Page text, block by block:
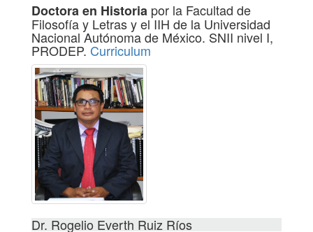
Doctora en Historia por la Facultad de
Filosofía y Letras y el IIH de la Universidad
Nacional Autónoma de México. SNII nivel I,
PRODEP. Curriculum
Dr. Rogelio Everth Ruiz Ríos